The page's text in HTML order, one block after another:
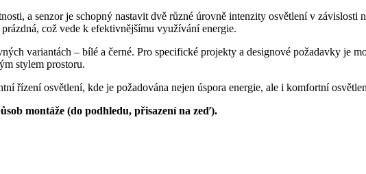
a senzor je schopný nastavit dvě různé úrovně intenzity osvětlení v
což vede k efektivnějšímu využívání energie.
variantách – bílé a černé. Pro specifické projekty a designové požadavky je
stylem prostoru.
řízení osvětlení, kde je požadována nejen úspora energie, ale i komfortní
montáže (do podhledu, přisazení na zeď).